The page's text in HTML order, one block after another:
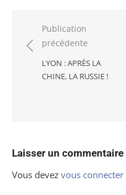
Navigation
de
l’article
Publication
précédente
LYON : APRÈS LA
CHINE, LA RUSSIE !
Laisser un commentaire
Vous devez vous connecter